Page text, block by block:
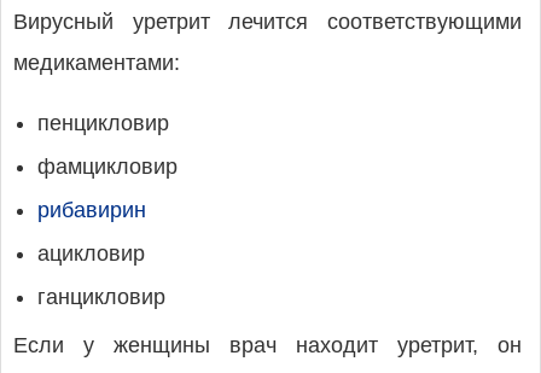
Вирусный уретрит лечится соответствующими
медикаментами:
пенцикловир
фамцикловир
рибавирин
ацикловир
ганцикловир
Если у женщины врач находит уретрит, он